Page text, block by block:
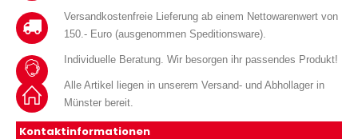
Versandkostenfreie Lieferung ab einem Nettowarenwert von
150.- Euro (ausgenommen Speditionsware).
Individuelle Beratung. Wir besorgen ihr passendes Produkt!
Alle Artikel liegen in unserem Versand- und Abhollager in
Münster bereit.
Kontaktinformationen